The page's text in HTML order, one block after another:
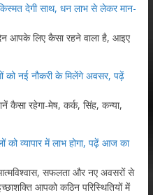
देगी साथ, धन लाभ से लेकर मान-
आपके लिए कैसा रहने वाला है, आइए
को नई नौकरी के मिलेंगे अवसर, पढ़ें
रहेगा-मेष, कर्क, सिंह, कन्या,
व्यापार में लाभ होगा, पढ़ें आज का
सफलता और नए अवसरों से
आपको कठिन परिस्थितियों में